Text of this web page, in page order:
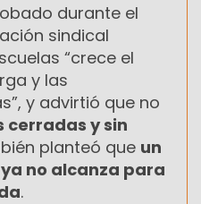
durante el
sindical
“crece el
y las
y advirtió que no
y sin
planteó que un
no alcanza para
.